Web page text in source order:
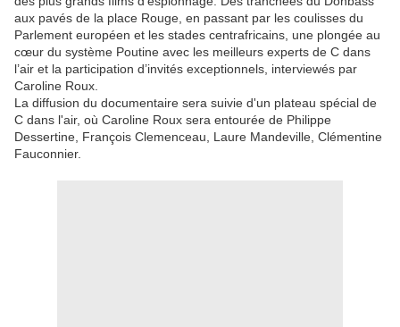
aux pavés de la place Rouge, en passant par les coulisses du
Parlement européen et les stades centrafricains, une plongée au
cœur du système Poutine avec les meilleurs experts de C dans
l’air et la participation d’invités exceptionnels, interviewés par
Caroline Roux.
La diffusion du documentaire sera suivie d'un plateau spécial de
C dans l'air, où Caroline Roux sera entourée de Philippe
Dessertine, François Clemenceau, Laure Mandeville, Clémentine
Fauconnier.